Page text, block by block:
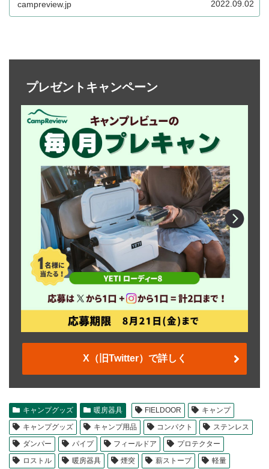
campreview.jp 2022.09.02
プレゼントキャンペーン
X（旧Twitter）で詳しく
キャンプグッズ 暖房器具 FIELDOOR
キャンプ
キャンプグッズ
キャンプ用品 コンパクト
ステンレス
ダンパー
パイプ フィールドア
プロテクター
ロストル
暖房器具 煙突 薪ストーブ
軽量